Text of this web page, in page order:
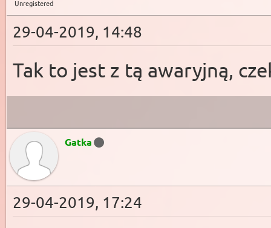
Unregistered
29-04-2019, 14:48
Tak to jest z tą awaryjną,
Gatka
29-04-2019, 17:24